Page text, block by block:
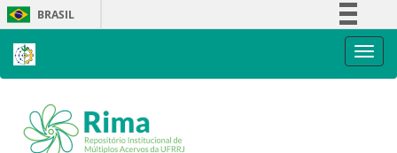
Skip
navigation
BRASIL